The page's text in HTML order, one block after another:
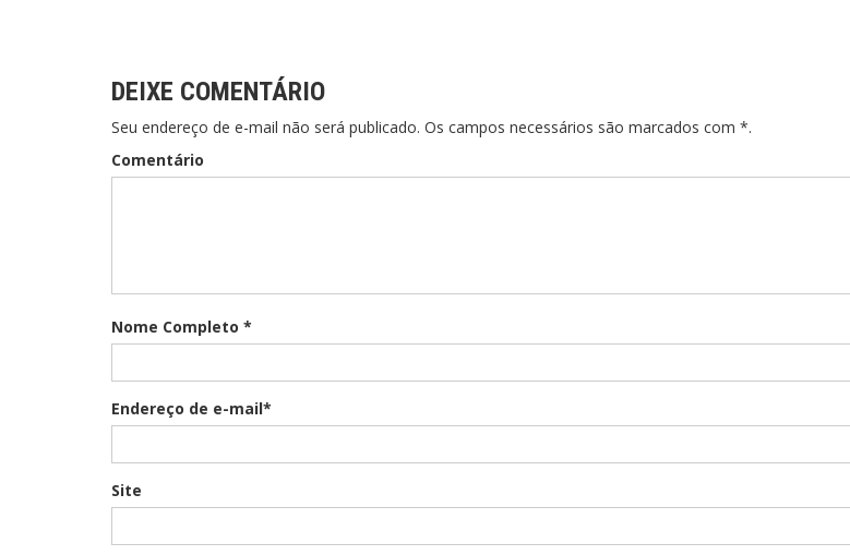
DEIXE COMENTÁRIO
Seu endereço de e-mail não será publicado. Os campos necessários são marcados com *.
Comentário
Nome Completo *
Endereço de e-mail*
Site